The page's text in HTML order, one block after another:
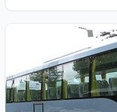
раскрыта